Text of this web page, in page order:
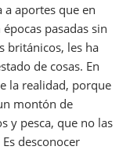
a aportes que en
pasadas sin
británicos, les ha
de cosas. En
la realidad, porque
montón de
y pesca, que no las
desconocer